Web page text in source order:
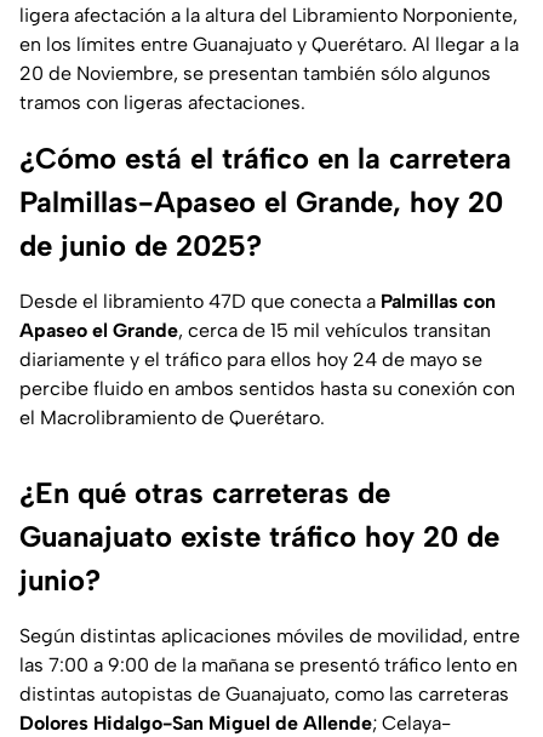
ligera afectación a la altura del Libramiento Norponiente,
en los límites entre Guanajuato y Querétaro. Al llegar a la
20 de Noviembre, se presentan también sólo algunos
tramos con ligeras afectaciones.
¿Cómo está el tráfico en la carretera
Palmillas-Apaseo el Grande, hoy 20
de junio de 2025?
Desde el libramiento 47D que conecta a Palmillas con
Apaseo el Grande, cerca de 15 mil vehículos transitan
diariamente y el tráfico para ellos hoy 24 de mayo se
percibe fluido en ambos sentidos hasta su conexión con
el Macrolibramiento de Querétaro.
¿En qué otras carreteras de
Guanajuato existe tráfico hoy 20 de
junio?
Según distintas aplicaciones móviles de movilidad, entre
las 7:00 a 9:00 de la mañana se presentó tráfico lento en
distintas autopistas de Guanajuato, como las carreteras
Dolores Hidalgo-San Miguel de Allende; Celaya-